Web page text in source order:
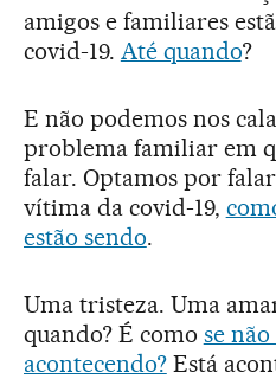
amigos e familiares
covid-19. Até quando?
E não podemos nos
problema familiar em
falar. Optamos por
vítima da covid-19,
estão sendo.
Uma tristeza. Uma
quando? É como se
acontecendo?Está